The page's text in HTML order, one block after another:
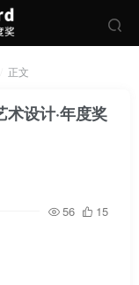
正文
设计·年度奖
56 15